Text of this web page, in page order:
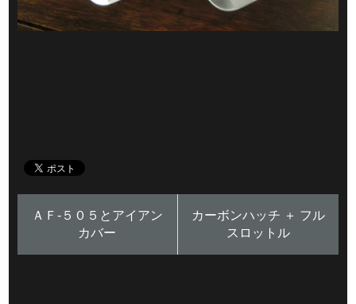
ＡＦ-５０５とアイアン
カバー
カーボンハッチ ＋ フル
スロットル